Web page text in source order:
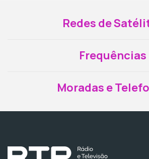
Redes de
Frequências
Moradas e